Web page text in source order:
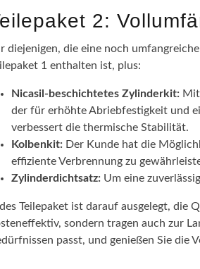
2:
diejenigen, die eine noch
1 enthalten ist, plus:
Nicasil-beschichtetes Zylinderkit:
der für erhöhte Abriebfestigkeit und
verbessert die thermische Stabilität.
Kolbenkit: Der Kunde hat die
effiziente Verbrennung zu
Zylinderdichtsatz: Um eine
Teilepaket ist darauf ausgelegt, die
sondern tragen auch zur
passt, und genießen Sie die